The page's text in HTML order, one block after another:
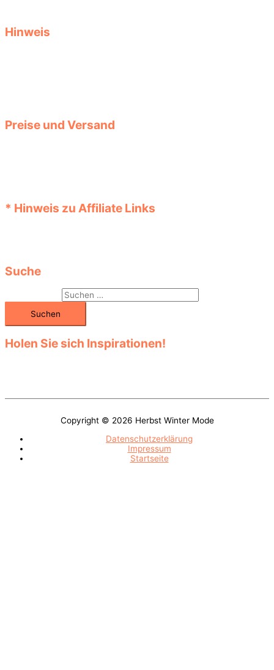
Hinweis
Preise und Versand
* Hinweis zu Affiliate Links
Suche
Holen Sie sich Inspirationen!
Copyright © 2026 Herbst Winter Mode
Datenschutzerklärung
Impressum
Startseite